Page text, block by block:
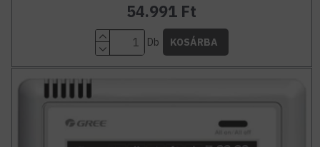
54.991 Ft
Db KOSÁRBA